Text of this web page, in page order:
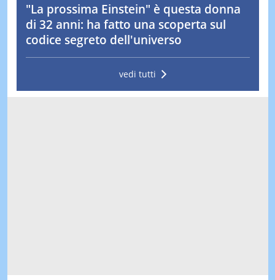
"La prossima Einstein" è questa donna
di 32 anni: ha fatto una scoperta sul
codice segreto dell'universo
vedi tutti